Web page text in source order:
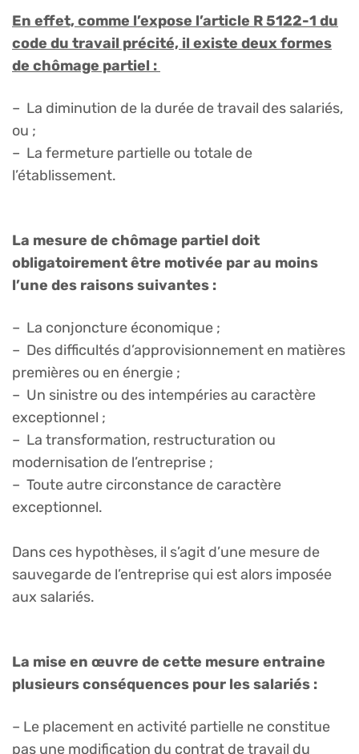
En effet, comme l’expose l’article R 5122-1 du
code du travail précité, il existe deux formes
de chômage partiel :
– La diminution de la durée de travail des salariés,
ou ;
– La fermeture partielle ou totale de
l’établissement.
La mesure de chômage partiel doit
obligatoirement être motivée par au moins
l’une des raisons suivantes :
– La conjoncture économique ;
– Des difficultés d’approvisionnement en matières
premières ou en énergie ;
– Un sinistre ou des intempéries au caractère
exceptionnel ;
– La transformation, restructuration ou
modernisation de l’entreprise ;
– Toute autre circonstance de caractère
exceptionnel.
Dans ces hypothèses, il s’agit d’une mesure de
sauvegarde de l’entreprise qui est alors imposée
aux salariés.
La mise en œuvre de cette mesure entraine
plusieurs conséquences pour les salariés :
– Le placement en activité partielle ne constitue
pas une modification du contrat de travail du